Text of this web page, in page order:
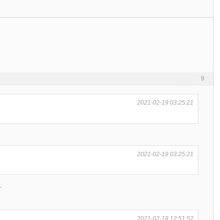
9
2021-02-19 03:25:21
2021-02-19 03:25:21
2021-02-18 12:51:52